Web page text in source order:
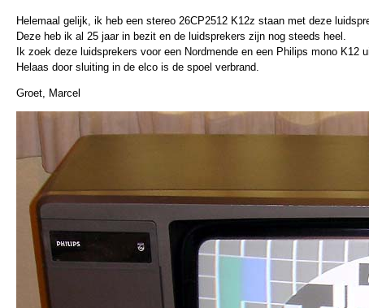
Helemaal gelijk, ik heb een stereo 26CP2512 K12z staan met deze
Deze heb ik al 25 jaar in bezit en de luidsprekers zijn nog steeds heel.
Ik zoek deze luidsprekers voor een Nordmende en een Philips mono K12
Helaas door sluiting in de elco is de spoel verbrand.
Groet, Marcel